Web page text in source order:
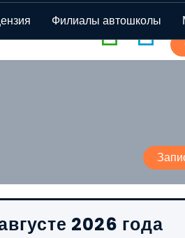
Филиалы автошколы
2026 года